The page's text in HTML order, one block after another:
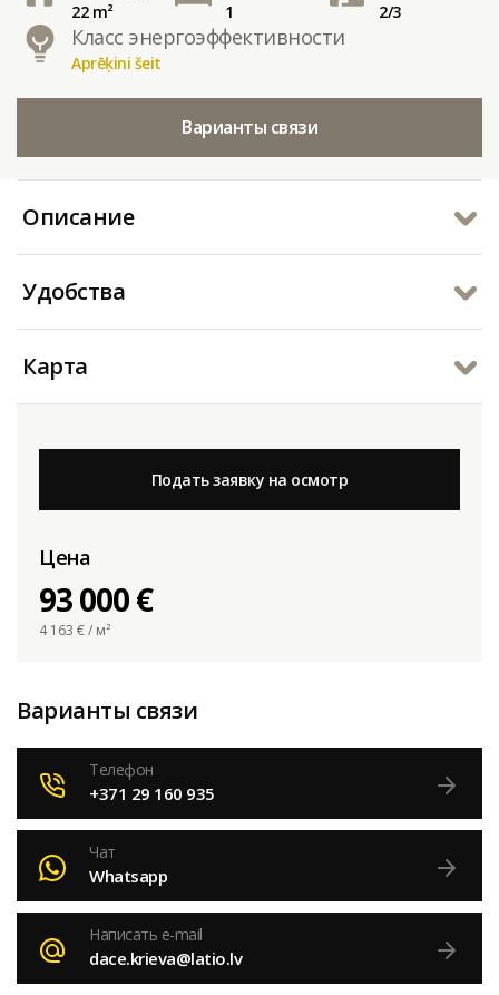
22 m² 1 2/3
Класс энергоэффективности
Aprēķini šeit
Варианты связи
Описание
Удобства
Карта
Подать заявку на осмотр
Цена
93 000 €
4 163 € / м²
Варианты связи
Телефон
+371 29 160 935
Чат
Whatsapp
Написать e-mail
dace.krieva@latio.lv